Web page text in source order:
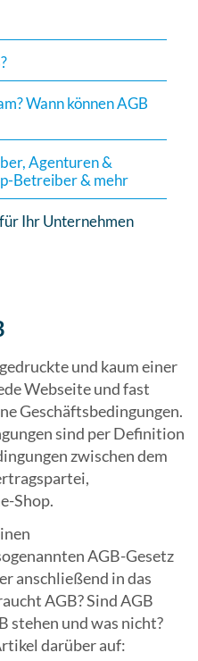
Wann können AGB
Agenturen &
Betreiber & mehr
Ihr Unternehmen
und kaum einer
Webseite und fast
Geschäftsbedingungen.
sind per Definition
zwischen dem
Shop.
AGB-Gesetz
anschließend in das
AGB? Sind AGB
stehen und was nicht?
darüber auf: